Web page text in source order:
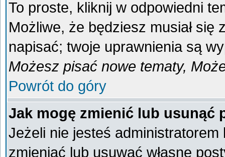
To proste, kliknij w odpowiedni
Możliwe, że będziesz musiał się
napisać; twoje uprawnienia są
Możesz pisać nowe tematy,
Powrót do góry
Jak mogę zmienić lub usunąć
Jeżeli nie jesteś
zmieniać lub usuwać własne